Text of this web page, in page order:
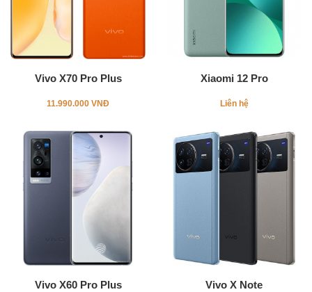
Vivo X70 Pro Plus
11.990.000 VNĐ
Xiaomi 12 Pro
Liên hệ
Vivo X60 Pro Plus Vivo X Note